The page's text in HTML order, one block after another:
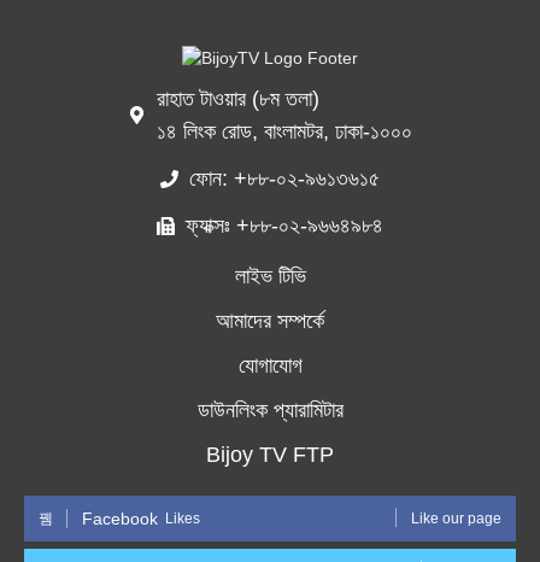
রাহাত টাওয়ার (৮ম তলা)
১৪ লিংক রোড, বাংলামটর, ঢাকা-১০০০
ফোন: +৮৮-০২-৯৬১৩৬১৫
ফ্যাক্সঃ +৮৮-০২-৯৬৬৪৯৮৪
লাইভ টিভি
আমাদের সম্পর্কে
যোগাযোগ
ডাউনলিংক প্যারামিটার
Bijoy TV FTP
Facebook Likes Like our page